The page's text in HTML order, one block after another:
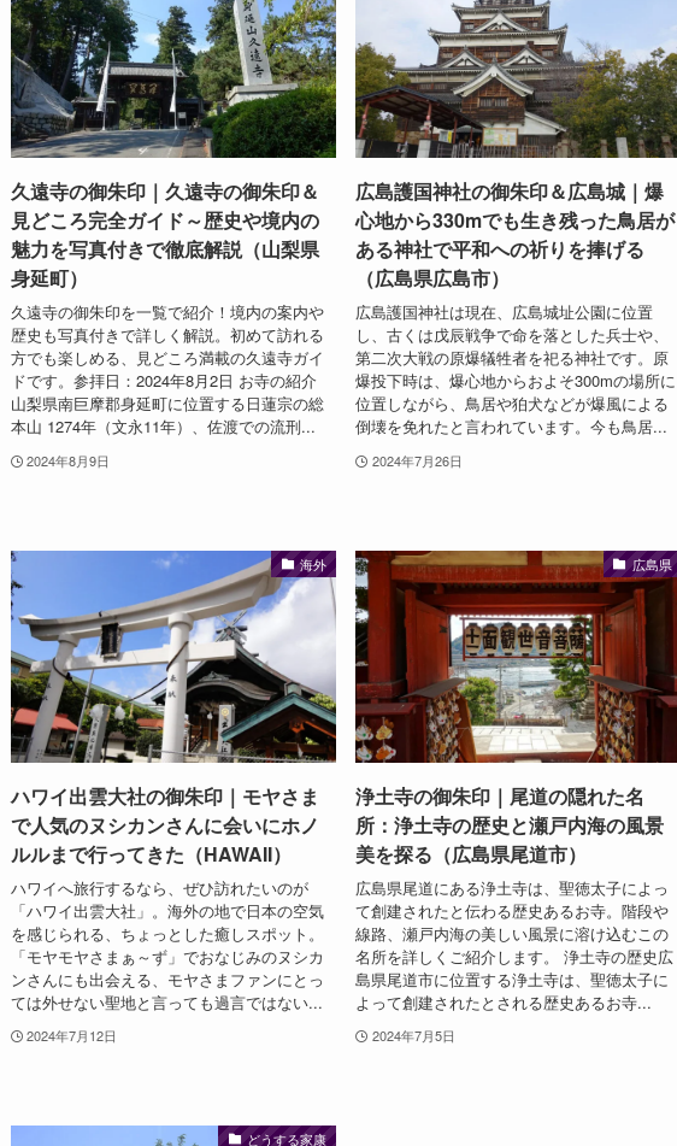
久遠寺の御朱印｜久遠寺の御朱印＆
見どころ完全ガイド～歴史や境内の
魅力を写真付きで徹底解説（山梨県
身延町）
久遠寺の御朱印を一覧で紹介！境内の案内や
歴史も写真付きで詳しく解説。初めて訪れる
方でも楽しめる、見どころ満載の久遠寺ガイ
ドです。参拝日：2024年8月2日 お寺の紹介
山梨県南巨摩郡身延町に位置する日蓮宗の総
本山 1274年（文永11年）、佐渡での流刑...
2024年8月9日
広島護国神社の御朱印＆広島城｜爆
心地から330mでも生き残った鳥居が
ある神社で平和への祈りを捧げる
（広島県広島市）
広島護国神社は現在、広島城址公園に位置
し、古くは戊辰戦争で命を落とした兵士や、
第二次大戦の原爆犠牲者を祀る神社です。原
爆投下時は、爆心地からおよそ300mの場所に
位置しながら、鳥居や狛犬などが爆風による
倒壊を免れたと言われています。今も鳥居...
2024年7月26日
海外
ハワイ出雲大社の御朱印｜モヤさま
で人気のヌシカンさんに会いにホノ
ルルまで行ってきた（HAWAII）
ハワイへ旅行するなら、ぜひ訪れたいのが
「ハワイ出雲大社」。海外の地で日本の空気
を感じられる、ちょっとした癒しスポット。
「モヤモヤさまぁ～ず」でおなじみのヌシカ
ンさんにも出会える、モヤさまファンにとっ
ては外せない聖地と言っても過言ではない...
2024年7月12日
広島県
浄土寺の御朱印｜尾道の隠れた名
所：浄土寺の歴史と瀬戸内海の風景
美を探る（広島県尾道市）
広島県尾道にある浄土寺は、聖徳太子によっ
て創建されたと伝わる歴史あるお寺。階段や
線路、瀬戸内海の美しい風景に溶け込むこの
名所を詳しくご紹介します。 浄土寺の歴史広
島県尾道市に位置する浄土寺は、聖徳太子に
よって創建されたとされる歴史あるお寺...
2024年7月5日
どうする家康